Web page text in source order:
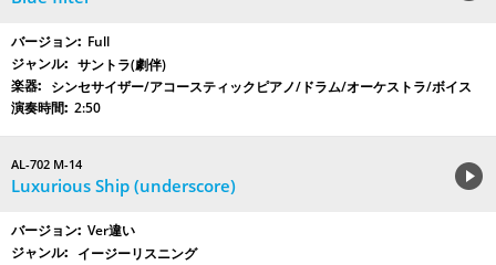
Full
サントラ(劇伴)
シンセサイザー/アコースティックピアノ/ドラム/オーケストラ/ボイス
2:50
AL-702 M-14
Luxurious Ship (underscore)
Ver違い
イージーリスニング